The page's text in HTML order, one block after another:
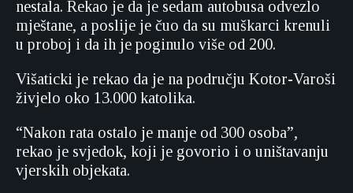
nestala. Rekao je da je sedam autobusa odvezlo
mještane, a poslije je čuo da su muškarci krenuli
u proboj i da ih je poginulo više od 200.
Višaticki je rekao da je na području Kotor-Varoši
živjelo oko 13.000 katolika.
“Nakon rata ostalo je manje od 300 osoba”,
rekao je svjedok, koji je govorio i o uništavanju
vjerskih objekata.